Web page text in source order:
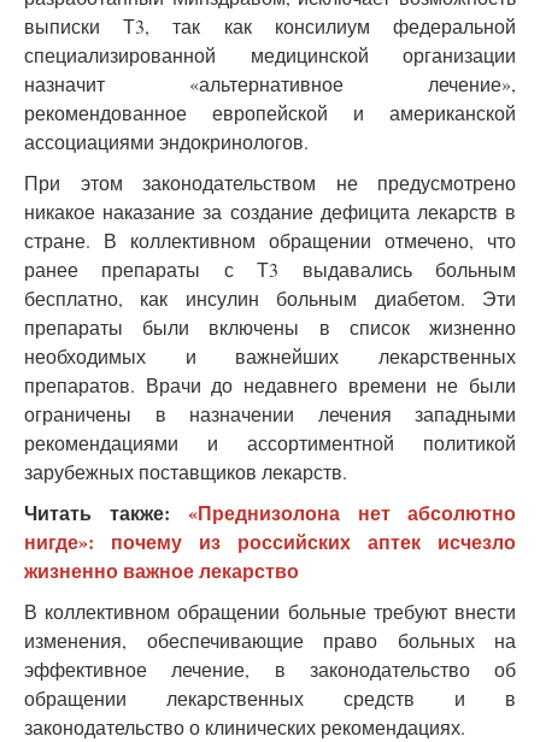
выписки Т3, так как консилиум федеральной
специализированной медицинской организации
назначит «альтернативное лечение»,
рекомендованное европейской и американской
ассоциациями эндокринологов.
При этом законодательством не предусмотрено
никакое наказание за создание дефицита лекарств в
стране. В коллективном обращении отмечено, что
ранее препараты с Т3 выдавались больным
бесплатно, как инсулин больным диабетом. Эти
препараты были включены в список жизненно
необходимых и важнейших лекарственных
препаратов. Врачи до недавнего времени не были
ограничены в назначении лечения западными
рекомендациями и ассортиментной политикой
зарубежных поставщиков лекарств.
Читать также: «Преднизолона нет абсолютно
нигде»: почему из российских аптек исчезло
жизненно важное лекарство
В коллективном обращении больные требуют внести
изменения, обеспечивающие право больных на
эффективное лечение, в законодательство об
обращении лекарственных средств и в
законодательство о клинических рекомендациях.